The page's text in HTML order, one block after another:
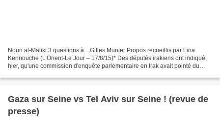
Nouri al-Maliki 3 questions à... Gilles Munier Propos recueillis par Lina
Kennouche (L’Orient-Le Jour – 17/8/15)* Des députés irakiens ont indiqué,
hier, qu'une commission d'enquête parlementaire en Irak avait pointé du
Gaza sur Seine vs Tel Aviv sur Seine ! (revue de
presse)